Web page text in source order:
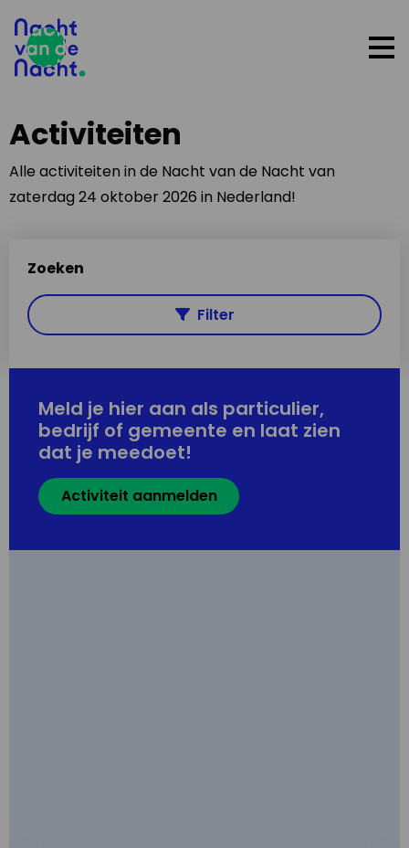
Activiteiten
Alle activiteiten in de Nacht van de Nacht van
zaterdag 24 oktober 2026 in Nederland!
Zoeken
Filter
Meld je hier aan als particulier,
bedrijf of gemeente en laat zien
dat je meedoet!
Activiteit aanmelden